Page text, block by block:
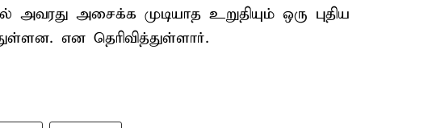
அசைக்க முடியாத உறுதியும் ஒரு புதிய
என தெரிவித்துள்ளார்.